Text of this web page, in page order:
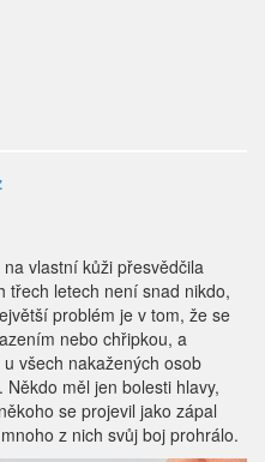
vlastní kůži přesvědčila
třech letech není snad nikdo,
problém je v tom, že se
nebo chřipkou, a
všech nakažených osob
měl jen bolesti hlavy,
se projevil jako zápal
z nich svůj boj prohrálo.